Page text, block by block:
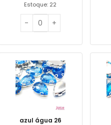
Estoque: 22
azul água 26